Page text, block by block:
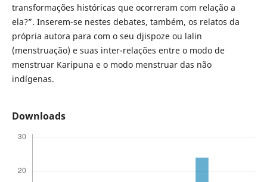
transformações históricas que ocorreram com relação a
ela?”. Inserem-se nestes debates, também, os relatos da
própria autora para com o seu djispoze ou lalin
(menstruação) e suas inter-relações entre o modo de
menstruar Karipuna e o modo menstruar das não
indígenas.
Downloads